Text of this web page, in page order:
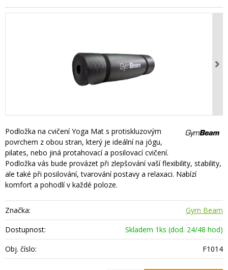
Podložka na cvičení Yoga Mat s protiskluzovým
povrchem z obou stran, který je ideální na jógu,
pilates, nebo jiná protahovací a posilovací cvičení.
Podložka vás bude provázet při zlepšování vaší flexibility, stability,
ale také při posilování, tvarování postavy a relaxaci. Nabízí
komfort a pohodlí v každé poloze.
Značka:
Gym Beam
Dostupnost:
Skladem 1ks (dod. 24/48 hod)
Obj. číslo:
F1014